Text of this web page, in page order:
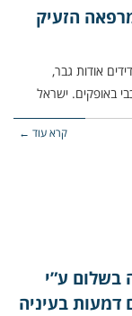
הזעיק
ידידים אודות גבר,
באופקים. ישראל
קרא עוד ←
בשלום ע”י
דמעות בעיניה